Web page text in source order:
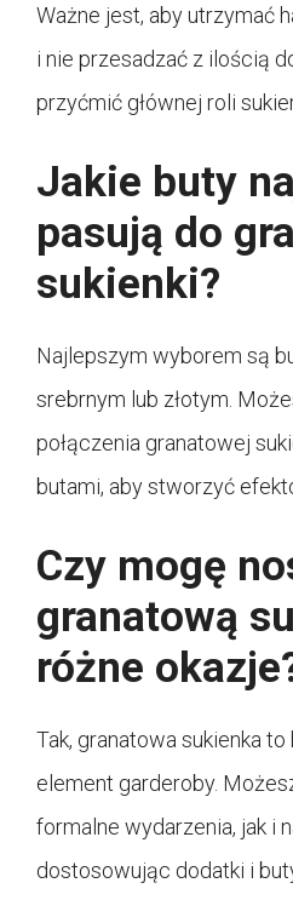
Ważne jest, aby utrzymać
i nie przesadzać z ilością
przyćmić głównej roli
Jakie buty
pasują do
sukienki?
Najlepszym wyborem są
srebrnym lub złotym.
połączenia granatowej
butami, aby stworzyć
Czy mogę
granatową
różne
Tak, granatowa sukienka
element garderoby.
formalne wydarzenia, jak i
dostosowując dodatki i